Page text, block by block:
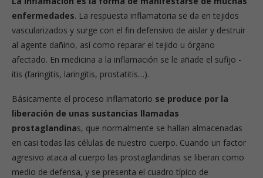
enfermedades. La respuesta inflamatoria se da en tejidos
vascularizados y surge con el fin defensivo de aislar y destruir
al agente dañino, así como reparar el tejido u órgano
afectado. En medicina a la inflamación se le añade el sufijo -
itis (faringitis, laringitis, prostatitis…).
Básicamente el proceso inflamatorio se produce por la
liberación de unas sustancias llamadas
prostaglandinas, que normalmente se hallan almacenadas
en casi todas las células de nuestro cuerpo. Cuando un factor
agresivo ataca al cuerpo las prostaglandinas se liberan como
medio de defensa, y se presenta el cuadro típico de